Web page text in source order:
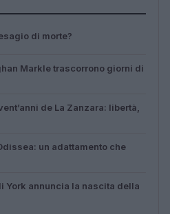
di morte?
Markle trascorrono giorni di
de La Zanzara: libertà,
un adattamento che
York annuncia la nascita della